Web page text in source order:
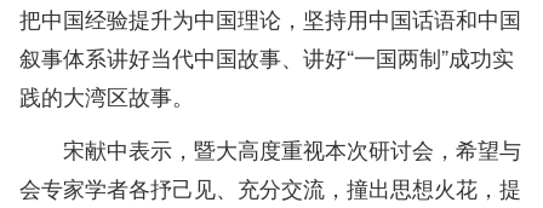
把中国经验提升为中国理论，坚持用中国话语和中国
叙事体系讲好当代中国故事、讲好“一国两制”成功实
践的大湾区故事。
宋献中表示，暨大高度重视本次研讨会，希望与
会专家学者各抒己见、充分交流，撞出思想火花，提